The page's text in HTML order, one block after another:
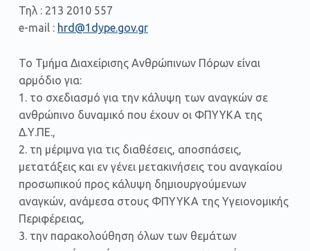
Τηλ : 213 2010 557
e-mail : hrd@1dype.gov.gr
Το Τμήμα Διαχείρισης Ανθρώπινων Πόρων είναι
αρμόδιο για:
1. το σχεδιασμό για την κάλυψη των αναγκών σε
ανθρώπινο δυναμικό που έχουν οι ΦΠΥΥΚΑ της
Δ.Υ.ΠΕ.,
2. τη μέριμνα για τις διαθέσεις, αποσπάσεις,
μετατάξεις και εν γένει μετακινήσεις του αναγκαίου
προσωπικού προς κάλυψη δημιουργούμενων
αναγκών, ανάμεσα στους ΦΠΥΥΚΑ της Υγειονομικής
Περιφέρειας,
3. την παρακολούθηση όλων των θεμάτων